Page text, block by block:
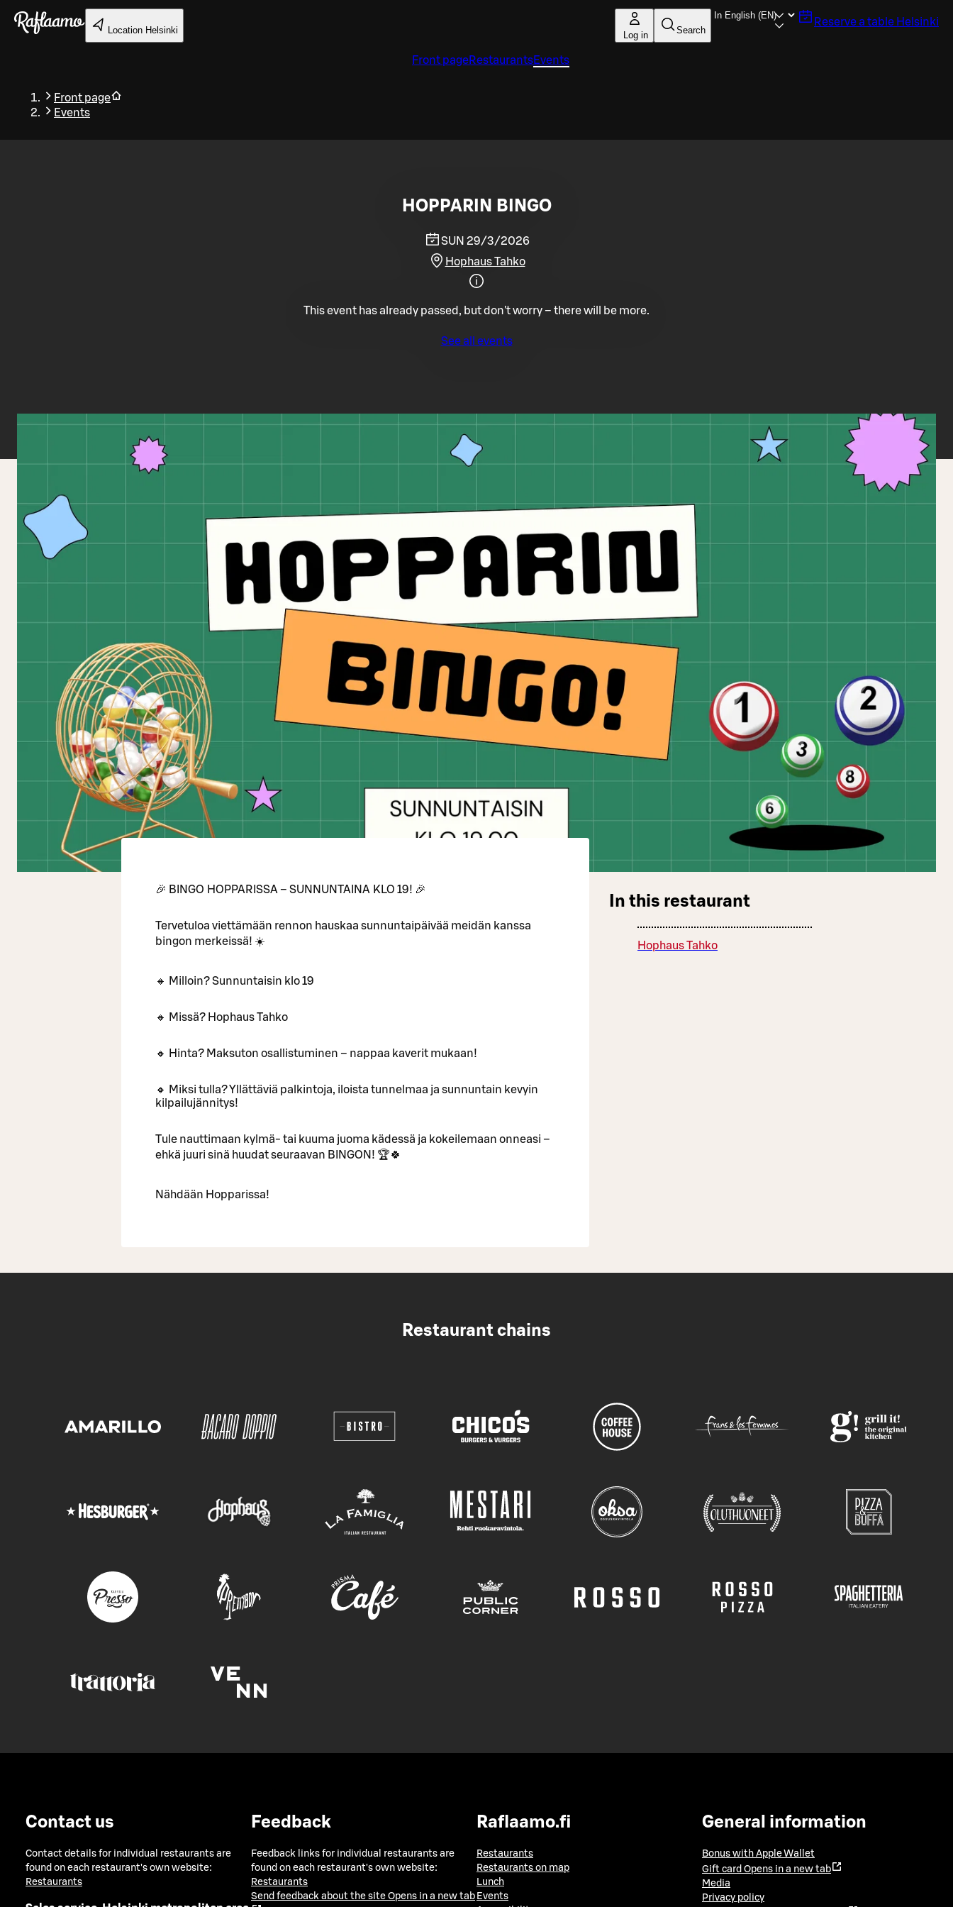
Skip to main content
Location Helsinki Log in Search
Reserve a table Helsinki
Front pageRestaurantsEvents
Front page
Events
Back
HOPPARIN BINGO
SUN 29/3/2026
Hophaus Tahko
This event has already passed, but don't worry – there will be more.
See all events
🎉 BINGO HOPPARISSA – SUNNUNTAINA KLO 19! 🎉
Tervetuloa viettämään rennon hauskaa sunnuntaipäivää meidän kanssa
bingon merkeissä! ☀️
🔸 Milloin? Sunnuntaisin klo 19
🔸 Missä? Hophaus Tahko
🔸 Hinta? Maksuton osallistuminen – nappaa kaverit mukaan!
🔸 Miksi tulla? Yllättäviä palkintoja, iloista tunnelmaa ja sunnuntain kevyin
kilpailujännitys!
Tule nauttimaan kylmä- tai kuuma juoma kädessä ja kokeilemaan onneasi –
ehkä juuri sinä huudat seuraavan BINGON! 🏆🍀
Nähdään Hopparissa!
In this restaurant
Hophaus Tahko
Restaurant chains
Contact us
Contact details for individual restaurants are
found on each restaurant's own website:
Restaurants
Feedback
Feedback links for individual restaurants are
found on each restaurant's own website:
Restaurants
Send feedback about the site Opens in a new tab
Raflaamo.fi
Restaurants
Restaurants on map
Lunch
Events
General information
Bonus with Apple Wallet
Gift card Opens in a new tab
Media
Privacy policy